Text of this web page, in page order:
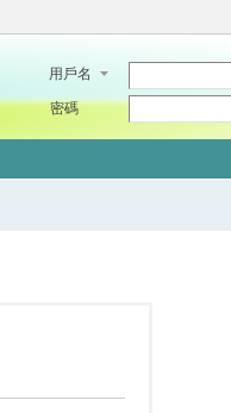
用戶名
密碼